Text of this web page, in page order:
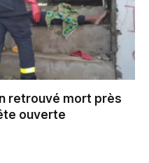
retrouvé mort près
ouverte